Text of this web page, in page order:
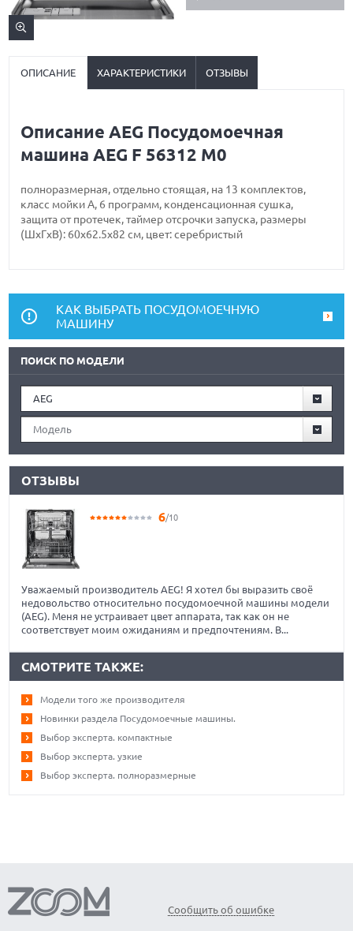
ОПИСАНИЕ ХАРАКТЕРИСТИКИ ОТЗЫВЫ
Описание AEG Посудомоечная
машина AEG F 56312 M0
полноразмерная, отдельно стоящая, на 13 комплектов,
класс мойки A, 6 программ, конденсационная сушка,
защита от протечек, таймер отсрочки запуска, размеры
(ШxГxВ): 60x62.5x82 см, цвет: серебристый
КАК ВЫБРАТЬ ПОСУДОМОЕЧНУЮ
МАШИНУ
ПОИСК ПО МОДЕЛИ
AEG
Модель
ОТЗЫВЫ
6/10
Уважаемый производитель AEG! Я хотел бы выразить своё
недовольство относительно посудомоечной машины модели
(AEG). Меня не устраивает цвет аппарата, так как он не
соответствует моим ожиданиям и предпочтениям. В...
СМОТРИТЕ ТАКЖЕ:
Модели того же производителя
Новинки раздела Посудомоечные машины.
Выбор эксперта. компактные
Выбор эксперта. узкие
Выбор эксперта. полноразмерные
Сообщить об ошибке